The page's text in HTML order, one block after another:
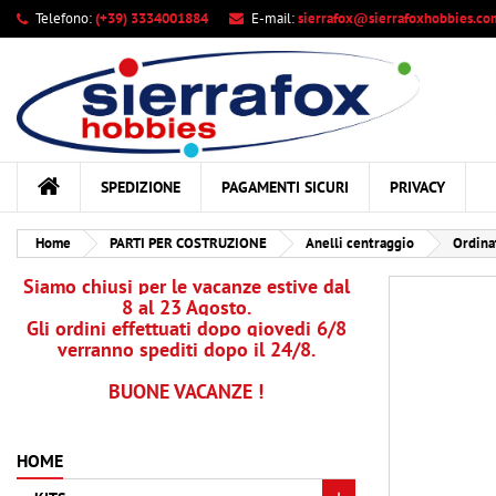
Telefono:(+39) 3334001884 E-mail:
SPEDIZIONE PAGAMENTI SICURI PRIVACY
Home PARTI PER COSTRUZIONE Anelli centraggio
Siamo chiusi per le vacanze estive dal
8 al 23 Agosto.
Gli ordini effettuati dopo giovedi 6/8
verranno spediti dopo il 24/8.
BUONE VACANZE !
HOME